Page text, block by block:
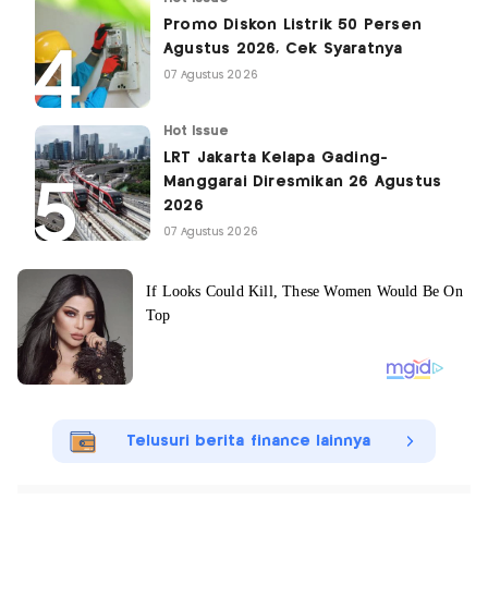
Promo Diskon Listrik 50 Persen
Agustus 2026, Cek Syaratnya
07 Agustus 2026
Hot Issue
LRT Jakarta Kelapa Gading-
Manggarai Diresmikan 26 Agustus
2026
07 Agustus 2026
Telusuri berita finance lainnya